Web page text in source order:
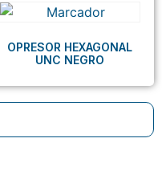
OPRESOR HEXAGONAL
UNC NEGRO